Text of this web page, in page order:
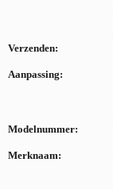
Verzenden:
Aanpassing:
Modelnummer:
Merknaam: